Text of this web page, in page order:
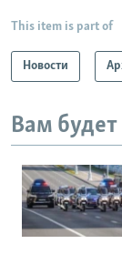
This item is part of
Новости
Вам